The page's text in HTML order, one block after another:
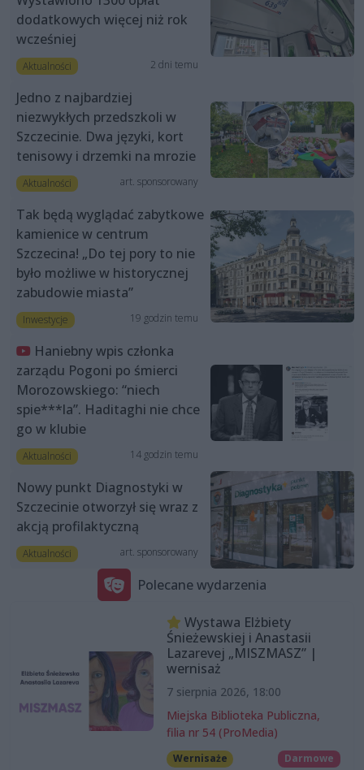
dodatkowych więcej niż rok
wcześniej
Aktualności 2 dni temu
Jedno z najbardziej
niezwykłych przedszkoli w
Szczecinie. Dwa języki, kort
tenisowy i drzemki na mrozie
Aktualności art. sponsorowany
Tak będą wyglądać zabytkowe
kamienice w centrum
Szczecina! „Do tej pory to nie
było możliwe w historycznej
zabudowie miasta”
Inwestycje 19 godzin temu
Haniebny wpis członka
zarządu Pogoni po śmierci
Morozowskiego: “niech
spie***la”. Haditaghi nie chce
go w klubie
Aktualności 14 godzin temu
Nowy punkt Diagnostyki w
Szczecinie otworzył się wraz z
akcją profilaktyczną
Aktualności art. sponsorowany
Polecane wydarzenia
Wystawa Elżbiety
Śnieżewskiej i Anastasii
Lazarevej „MISZMASZ” |
wernisaż
7 sierpnia 2026, 18:00
Miejska Biblioteka Publiczna,
filia nr 54 (ProMedia)
Wernisaże Darmowe